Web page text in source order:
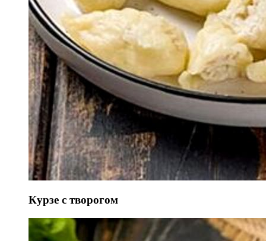
Курзе с творогом